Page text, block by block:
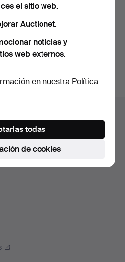
ennuestro archivo de
al cliente
el sitio web.
Auctionet.
noticias y
web externos.
en nuestra Política
de cookies
todas